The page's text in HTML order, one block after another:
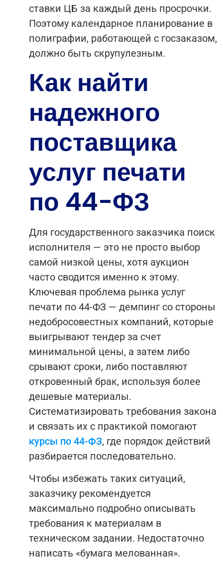
ставки ЦБ за каждый день просрочки.
Поэтому календарное планирование в
полиграфии, работающей с госзаказом,
должно быть скрупулезным.
Как найти
надежного
поставщика
услуг печати
по 44-ФЗ
Для государственного заказчика поиск
исполнителя — это не просто выбор
самой низкой цены, хотя аукцион
часто сводится именно к этому.
Ключевая проблема рынка услуг
печати по 44-ФЗ — демпинг со стороны
недобросовестных компаний, которые
выигрывают тендер за счет
минимальной цены, а затем либо
срывают сроки, либо поставляют
откровенный брак, используя более
дешевые материалы.
Систематизировать требования закона
и связать их с практикой помогают
курсы по 44-ФЗ, где порядок действий
разбирается последовательно.
Чтобы избежать таких ситуаций,
заказчику рекомендуется
максимально подробно описывать
требования к материалам в
техническом задании. Недостаточно
написать «бумага мелованная».